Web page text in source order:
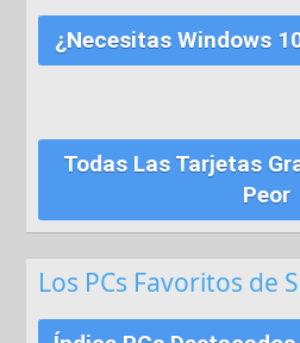
¿Necesitas Windows
Todas Las Tarjetas
Peor
Los PCs Favoritos de